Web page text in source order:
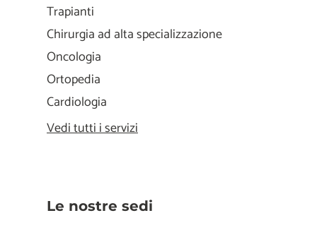
Trapianti
Chirurgia ad alta specializzazione
Oncologia
Ortopedia
Cardiologia
Vedi tutti i servizi
Le nostre sedi